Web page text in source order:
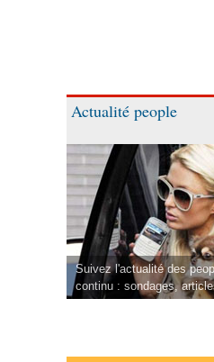
Actualité people
Suivez l'actualité des
continu : sondages,